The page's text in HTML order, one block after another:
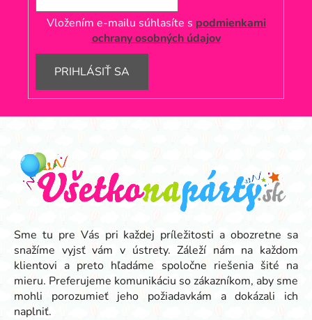
Vložením e-mailu súhlasíte s podmienkami
ochrany osobných údajov
PRIHLÁSIŤ SA
Z
Sme tu pre Vás pri každej príležitosti a obozretne sa
snažíme vyjsť vám v ústrety. Záleží nám na každom
klientovi a preto hľadáme spoločne riešenia šité na
mieru. Preferujeme komunikáciu so zákazníkom, aby sme
mohli porozumieť jeho požiadavkám a dokázali ich
naplniť.